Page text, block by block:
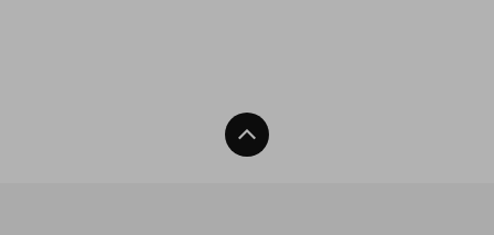
Нагоре